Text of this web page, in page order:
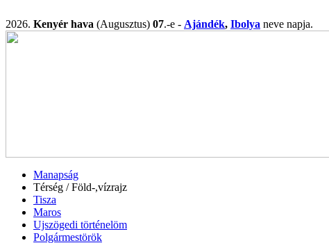
2026. Kenyér hava (Augusztus) 07.-e - Ajándék, Ibolya neve napja.
Manapság
Térség / Föld-,vízrajz
Tisza
Maros
Ujszögedi történelöm
Polgármestörök